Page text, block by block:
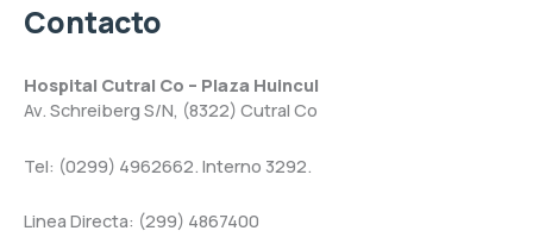
Contacto
Hospital Cutral Co – Plaza Huincul
Av. Schreiberg S/N, (8322) Cutral Co
Tel: (0299) 4962662. Interno 3292.
Linea Directa: (299) 4867400